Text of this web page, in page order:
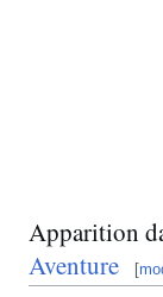
Apparition
Aventure
[